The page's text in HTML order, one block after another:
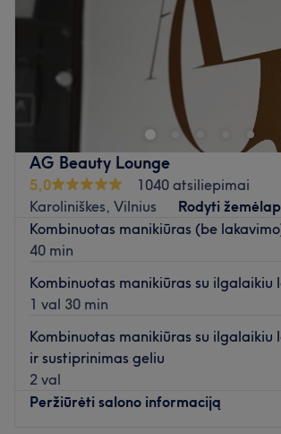
Atidaryti salono profilį
AG Beauty Lounge
5,0
1040 atsiliepimai
Karoliniškes, Vilnius
Rodyti
Kombinuotas manikiūras (be
40 min
Kombinuotas manikiūras su ilgalaikiu
1 val 30 min
Kombinuotas manikiūras su ilgalaikiu
ir sustiprinimas geliu
2 val
Peržiūrėti salono informaciją